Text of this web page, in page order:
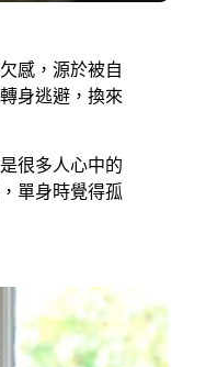
感，源於被自
身逃避，換來
很多人心中的
單身時覺得孤